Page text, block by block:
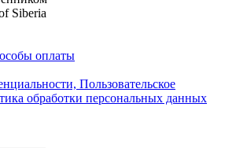
Siberia
оплаты
Пользовательское
обработки персональных данных